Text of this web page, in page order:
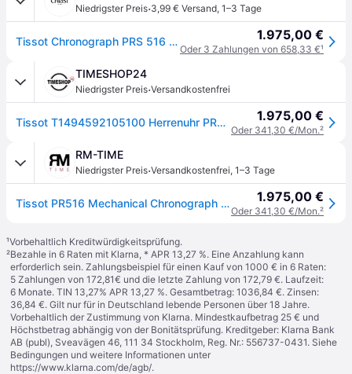
Niedrigster Preis·3,99 € Versand, 1–3 Tage
Tissot Chronograph PRS 516 Chronograph T1494592105100 1.975,00 €
Oder 3 Zahlungen von 658,33 €¹
TIMESHOP24
Niedrigster Preis·Versandkostenfrei
Tissot T1494592105100 Herrenuhr PR516 Mechanical Chronograph 41mm 10ATM 1.975,00 €
Oder 341,30 €/Mon.²
RM-TIME
Niedrigster Preis·Versandkostenfrei, 1–3 Tage
Tissot PR516 Mechanical Chronograph Herrenuhr T149.459.21.051.00 1.975,00 €
Oder 341,30 €/Mon.²
¹Vorbehaltlich Kreditwürdigkeitsprüfung.
²Bezahle in 6 Raten mit Klarna, * APR 13,27 %. Eine Anzahlung kann
erforderlich sein. Zahlungsbeispiel für einen Kauf von 1000 € in 6 Raten:
5 Zahlungen von 172,81€ und die letzte Zahlung von 172,79 €. Laufzeit:
6 Monate. TIN 13,27% APR 13,27 %. Gesamtbetrag: 1036,84 €. Zinsen:
36,84 €. Gilt nur für in Deutschland lebende Personen über 18 Jahre.
Vorbehaltlich der Zustimmung von Klarna. Mindestkaufbetrag 25 € und
Höchstbetrag abhängig von der Bonitätsprüfung. Kreditgeber: Klarna Bank
AB (publ), Sveavägen 46, 111 34 Stockholm, Reg. Nr.: 556737-0431. Siehe
Bedingungen und weitere Informationen unter
https://www.klarna.com/de/agb/.